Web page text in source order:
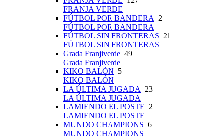
FRANJA VERDE
FÚTBOL POR BANDERA 2
FÚTBOL POR BANDERA
FÚTBOL SIN FRONTERAS 21
FÚTBOL SIN FRONTERAS
Grada Franjiverde 49
Grada Franjiverde
KIKO BALÓN 5
KIKO BALÓN
LA ÚLTIMA JUGADA 23
LA ÚLTIMA JUGADA
LAMIENDO EL POSTE 2
LAMIENDO EL POSTE
MUNDO CHAMPIONS 6
MUNDO CHAMPIONS